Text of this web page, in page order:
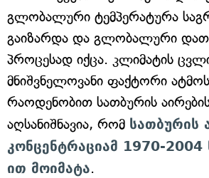
გლობალური ტემპერატურა
გაიზარდა და გლობალური
პროცესად იქცა. კლიმატის
მნიშვნელოვანი ფაქტორი
რაოდენობით სათბურის
აღსანიშნავია, რომ სათბურის
კონცენტრაციამ 1970-2004
ით მოიმატა.